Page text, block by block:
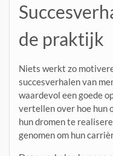
de praktijk
Niets werkt zo
succesverhalen van
waardevol een goede
vertellen over hoe hun
hun dromen te
genomen om hun